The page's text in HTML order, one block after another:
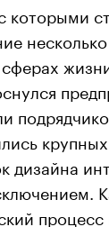
которыми
дизайна